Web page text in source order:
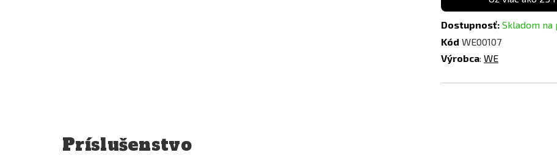
Dostupnosť: Skladom na
Kód WE00107
Výrobca: WE
Príslušenstvo